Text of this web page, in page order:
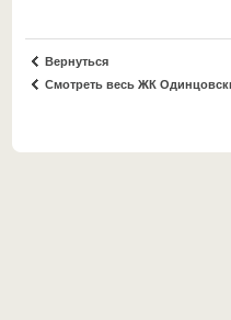
Вернуться
Смотреть весь ЖК